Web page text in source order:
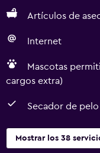
Artículos de
Internet
Mascotas
cargos extra)
Secador de pelo
Mostrar los 38